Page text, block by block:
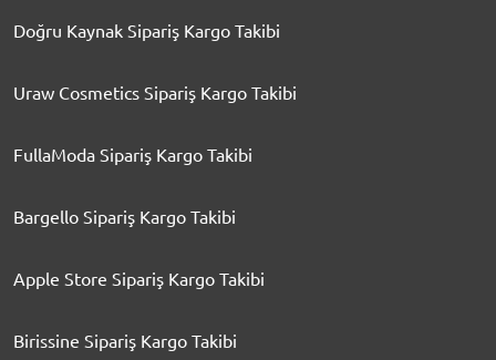
Doğru Kaynak Sipariş Kargo Takibi
Uraw Cosmetics Sipariş Kargo Takibi
FullaModa Sipariş Kargo Takibi
Bargello Sipariş Kargo Takibi
Apple Store Sipariş Kargo Takibi
Birissine Sipariş Kargo Takibi